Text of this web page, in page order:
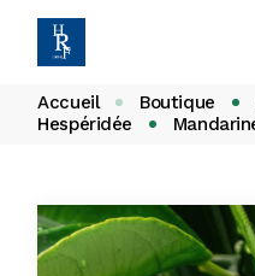
Accueil Boutique
Hespéridée